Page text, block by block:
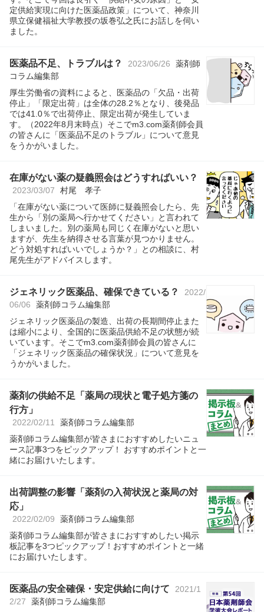
定供給実現に向けた医薬品政策」について、神奈川
県立保健福祉大学教授の坂巻弘之氏にお話しを伺い
ました。
医薬品不足、トラブルは？ 2023/06/26
薬剤師
コラム編集部
厚生労働省の資料によると、医薬品の「欠品・出荷
停止」「限定出荷」は全体の28.2％となり、後発品
では41.0％で出荷停止、限定出荷が発生していま
す。（2022年8月末時点）そこでm3.com薬剤師会員
の皆さんに「医薬品不足のトラブル」について意見
をうかがいました。
在庫がない薬の疑義照会はどうすればいい？
2023/03/07 村尾 孝子
「在庫がない薬について医師に疑義照会したら、先
生から「別の薬局へ行かせてください」と言われて
しまいました。別の薬局も同じく在庫がないと思い
ますが、先生を納得させる言葉が見つかりません。
どう対処すればいいでしょうか？」との相談に、村
尾先生がアドバイスします。
ジェネリック医薬品、確保できている？
2022/
06/06
薬剤師コラム編集部
ジェネリック医薬品の製造、出荷の長期間停止また
は縮小により、全国的に医薬品供給不足の状態が続
いています。そこでm3.com薬剤師会員の皆さんに
「ジェネリック医薬品の確保状況」について意見を
うかがいました。
薬剤の供給不足「薬局の現状と電子処方箋の
行方」
2022/02/11 薬剤師コラム編集部
薬剤師コラム編集部が皆さまにおすすめしたいニュ
ース記事3つをピックアップ！ おすすめポイントと一
緒にお届けいたします。
出荷調整の影響「薬剤の入荷状況と薬局の対
応」
2022/02/09 薬剤師コラム編集部
薬剤師コラム編集部が皆さまにおすすめしたい掲示
板記事を3つピックアップ！おすすめポイントと一緒
にお届けいたします。
医薬品の安全確保・安定供給に向けて
2021/1
2/27
薬剤師コラム編集部